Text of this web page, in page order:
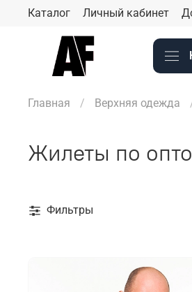
Каталог Личный кабинет
Главная Верхняя одежда
Жилеты по
Фильтры